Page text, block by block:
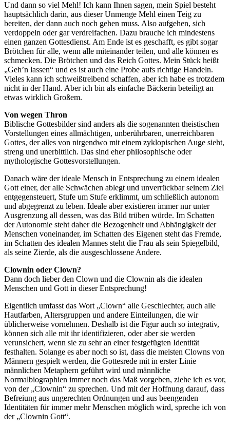
Und dann so viel Mehl! Ich kann Ihnen sagen, mein Spiel besteht
hauptsächlich darin, aus dieser Unmenge Mehl einen Teig zu
bereiten, der dann auch noch gehen muss. Also aufgehen, sich
verdoppeln oder gar verdreifachen. Dazu brauche ich mindestens
einen ganzen Gottesdienst. Am Ende ist es geschafft, es gibt sogar
Brötchen für alle, wenn alle miteinander teilen, und alle können es
schmecken. Die Brötchen und das Reich Gottes. Mein Stück heißt
„Geh’n lassen“ und es ist auch eine Probe aufs richtige Handeln.
Vieles kann ich schweißtreibend schaffen, aber ich habe es trotzdem
nicht in der Hand. Aber ich bin als einfache Bäckerin beteiligt an
etwas wirklich Großem.
Von wegen Thron
Biblische Gottesbilder sind anders als die sogenannten theistischen
Vorstellungen eines allmächtigen, unberührbaren, unerreichbaren
Gottes, der alles von nirgendwo mit einem zyklopischen Auge sieht,
streng und unerbittlich. Das sind eher philosophische oder
mythologische Gottesvorstellungen.
Danach wäre der ideale Mensch in Entsprechung zu einem idealen
Gott einer, der alle Schwächen ablegt und unverrückbar seinem Ziel
entgegensteuert, Stufe um Stufe erklimmt, um schließlich autonom
und abgegrenzt zu leben. Ideale aber existieren immer nur unter
Ausgrenzung all dessen, was das Bild trüben würde. Im Schatten
der Autonomie steht daher die Bezogenheit und Abhängigkeit der
Menschen voneinander, im Schatten des Eigenen steht das Fremde,
im Schatten des idealen Mannes steht die Frau als sein Spiegelbild,
als seine Zierde, als die ausgeschlossene Andere.
Clownin oder Clown?
Dann doch lieber den Clown und die Clownin als die idealen
Menschen und Gott in dieser Entsprechung!
Eigentlich umfasst das Wort „Clown“ alle Geschlechter, auch alle
Hautfarben, Altersgruppen und andere Einteilungen, die wir
üblicherweise vornehmen. Deshalb ist die Figur auch so integrativ,
können sich alle mit ihr identifizieren, oder aber sie werden
verunsichert, wenn sie zu sehr an einer festgefügten Identität
festhalten. Solange es aber noch so ist, dass die meisten Clowns von
Männern gespielt werden, die Gottesrede mit in erster Linie
männlichen Metaphern geführt wird und männliche
Normalbiographien immer noch das Maß vorgeben, ziehe ich es vor,
von der „Clownin“ zu sprechen. Und mit der Hoffnung darauf, dass
Befreiung aus ungerechten Ordnungen und aus beengenden
Identitäten für immer mehr Menschen möglich wird, spreche ich von
der „Clownin Gott“.